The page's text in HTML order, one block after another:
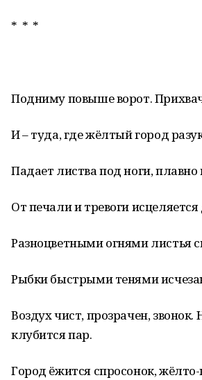
* * *
Подниму повыше ворот.
И – туда, где жёлтый город
Падает листва под ноги, плавно
От печали и тревоги
Разноцветными огнями листья
Рыбки быстрыми тенями
Воздух чист, прозрачен, звонок.
клубится пар.
Город ёжится спросонок,